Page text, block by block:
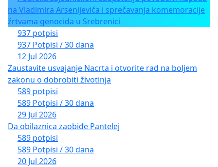
na Vladimira Arsenijevića i sprečavanja komemoracije
žrtvama genocida u Srebrenici
937 potpisi
937 Potpisi / 30 dana
12 Jul 2026
Zaustavite usvajanje Nacrta i otvorite rad na boljem
zakonu o dobrobiti životinja
589 potpisi
589 Potpisi / 30 dana
29 Jul 2026
Da obilaznica zaobiđe Pantelej
589 potpisi
589 Potpisi / 30 dana
20 Jul 2026